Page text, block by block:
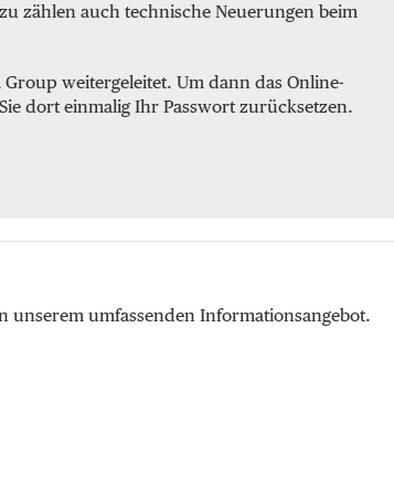
Intralogistik
zählen auch technische Neuerungen beim
weitergeleitet. Um dann das Online-
dort einmalig Ihr Passwort zurücksetzen.
unserem umfassenden Informationsangebot.